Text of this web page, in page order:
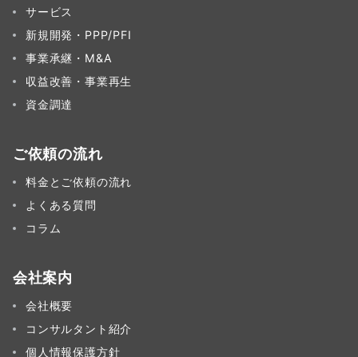
サービス
新規開発・PPP/PFI
事業承継・M&A
収益改善・事業再生
資金調達
ご依頼の流れ
料金とご依頼の流れ
よくある質問
コラム
会社案内
会社概要
コンサルタント紹介
個人情報保護方針